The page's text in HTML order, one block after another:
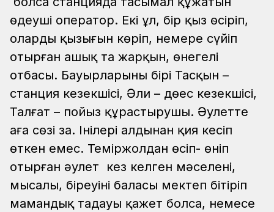
өңдеуші оператор. Екі ұл, бір қыз өсіріп,
олардың қызығын көріп, немере сүйіп
отырған ашық та жарқын, өнегелі
отбасы. Бауырларының бірі Тасқын –
станция кезекшісі, Әли – дөңес кезекшісі,
Талғат – пойыз құрастырушы. Әулетте
аға сөзі заң. Інілері алдынан қия кесіп
өткен емес. Теміржолдан өсіп- өніп
отырған әулет кез келген мәселені,
мысалы, біреуінің баласы мектеп бітіріп
мамандық таңдауы қажет болса, немесе